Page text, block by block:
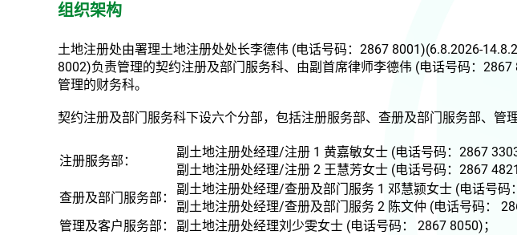
组织架构
土地注册处由署理土地注册处处长李德伟 (电话号码：2867 8001)(6.8.2026-
8002)负责管理的契约注册及部门服务科、由副首席律师李德伟 (电话号码：2867
管理的财务科。
契约注册及部门服务科下设六个分部，包括注册服务部、查册及部门服务部、管
注册服务部：
副土地注册处经理/注册 1 黄嘉敏女士 (电话号码：2867
副土地注册处经理/注册 2 王慧芳女士 (电话号码：2867
查册及部门服务部：
副土地注册处经理/查册及部门服务 1 邓慧颍女士 (电话号码
副土地注册处经理/查册及部门服务 2 陈文仲 (电话号码：
管理及客户服务部：
副土地注册处经理刘少雯女士 (电话号码： 2867 8050) ；